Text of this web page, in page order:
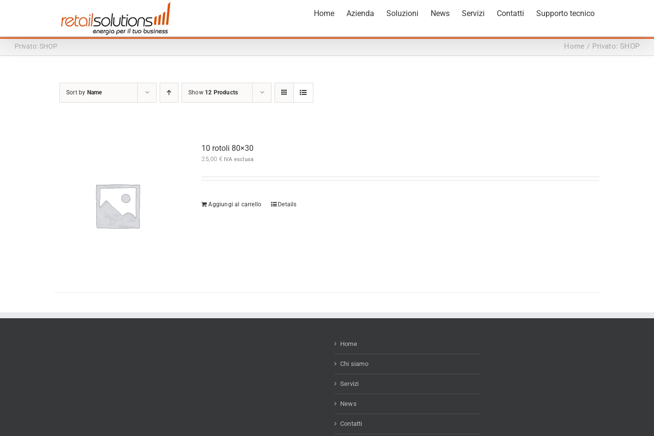
Home Azienda Soluzioni News Servizi Contatti Supporto tecnico
Privato: SHOP Home / Privato: SHOP
Sort by Name Show 12 Products
10 rotoli 80×30
25,00 € IVA esclusa
Aggiungi al carrello Details
Home
Chi siamo
Servizi
News
Contatti